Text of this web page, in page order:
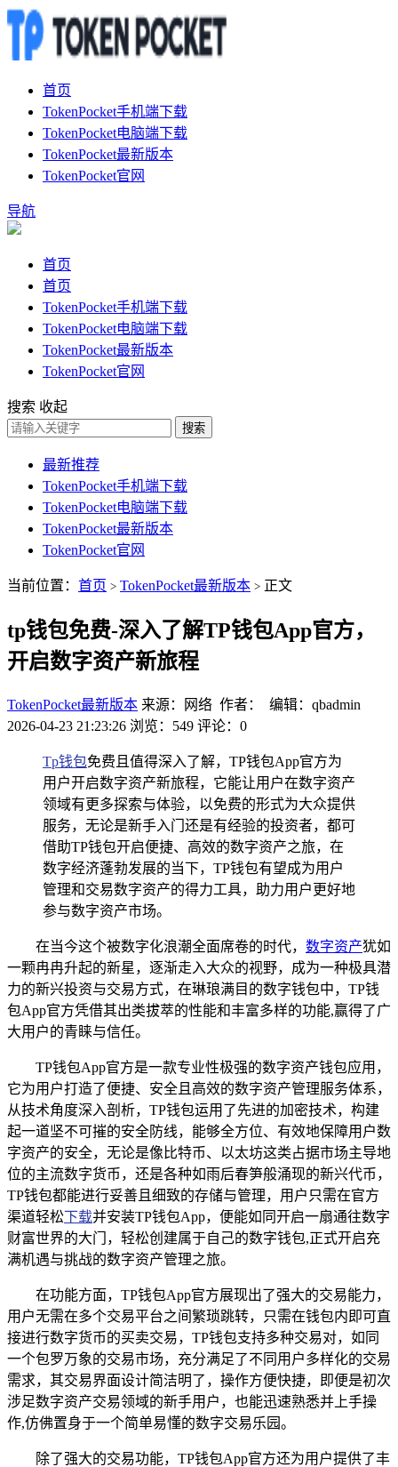
首页
TokenPocket手机端下载
TokenPocket电脑端下载
TokenPocket最新版本
TokenPocket官网
导航
首页
首页
TokenPocket手机端下载
TokenPocket电脑端下载
TokenPocket最新版本
TokenPocket官网
搜索 收起
搜索
最新推荐
TokenPocket手机端下载
TokenPocket电脑端下载
TokenPocket最新版本
TokenPocket官网
当前位置： 首页 > TokenPocket最新版本 > 正文
tp钱包免费-深入了解TP钱包App官方，
开启数字资产新旅程
TokenPocket最新版本 来源：网络 作者： 编辑：qbadmin
2026-04-23 21:23:26 浏览：549 评论：0
Tp钱包免费且值得深入了解，TP钱包App官方为
用户开启数字资产新旅程，它能让用户在数字资产
领域有更多探索与体验，以免费的形式为大众提供
服务，无论是新手入门还是有经验的投资者，都可
借助TP钱包开启便捷、高效的数字资产之旅，在
数字经济蓬勃发展的当下，TP钱包有望成为用户
管理和交易数字资产的得力工具，助力用户更好地
参与数字资产市场。
在当今这个被数字化浪潮全面席卷的时代， 数字资产犹如
一颗冉冉升起的新星，逐渐走入大众的视野，成为一种极具潜
力的新兴投资与交易方式，在琳琅满目的数字钱包中，TP钱
包App官方凭借其出类拔萃的性能和丰富多样的功能,赢得了广
大用户的青睐与信任。
TP钱包App官方是一款专业性极强的数字资产钱包应用，
它为用户打造了便捷、安全且高效的数字资产管理服务体系，
从技术角度深入剖析，TP钱包运用了先进的加密技术，构建
起一道坚不可摧的安全防线，能够全方位、有效地保障用户数
字资产的安全，无论是像比特币、以太坊这类占据市场主导地
位的主流数字货币，还是各种如雨后春笋般涌现的新兴代币，
TP钱包都能进行妥善且细致的存储与管理，用户只需在官方
渠道轻松下载并安装TP钱包App，便能如同开启一扇通往数字
财富世界的大门，轻松创建属于自己的数字钱包,正式开启充
满机遇与挑战的数字资产管理之旅。
在功能方面，TP钱包App官方展现出了强大的交易能力，
用户无需在多个交易平台之间繁琐跳转，只需在钱包内即可直
接进行数字货币的买卖交易，TP钱包支持多种交易对，如同
一个包罗万象的交易市场，充分满足了不同用户多样化的交易
需求，其交易界面设计简洁明了，操作方便快捷，即便是初次
涉足数字资产交易领域的新手用户，也能迅速熟悉并上手操
作,仿佛置身于一个简单易懂的数字交易乐园。
除了强大的交易功能，TP钱包App官方还为用户提供了丰